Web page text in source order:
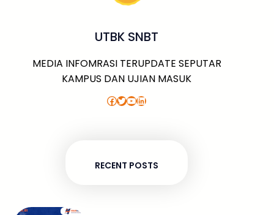
UTBK SNBT
MEDIA INFOMRASI TERUPDATE SEPUTAR
KAMPUS DAN UJIAN MASUK
Facebook Twitter YouTube LinkedIn
RECENT POSTS